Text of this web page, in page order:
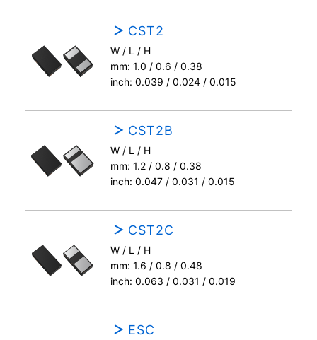
CST2
W / L / H
mm: 1.0 / 0.6 / 0.38
inch: 0.039 / 0.024 / 0.015
CST2B
W / L / H
mm: 1.2 / 0.8 / 0.38
inch: 0.047 / 0.031 / 0.015
CST2C
W / L / H
mm: 1.6 / 0.8 / 0.48
inch: 0.063 / 0.031 / 0.019
ESC